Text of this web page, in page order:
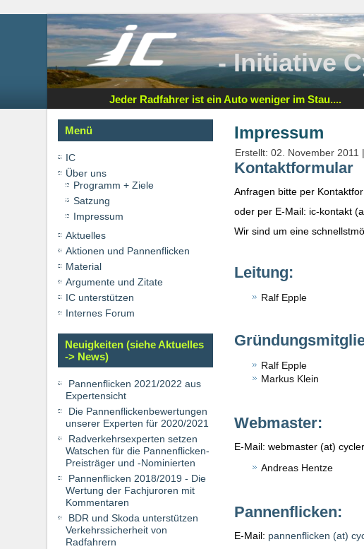
- Initiative
Jeder Radfahrer ist ein Auto weniger im Stau....
Menü
IC
Über uns
Programm + Ziele
Satzung
Impressum
Aktuelles
Aktionen und Pannenflicken
Material
Argumente und Zitate
IC unterstützen
Internes Forum
Neuigkeiten (siehe Aktuelles
-> News)
Pannenflicken 2021/2022 aus
Expertensicht
Die Pannenflickenbewertungen
unserer Experten für 2020/2021
Radverkehrsexperten setzen
Watschen für die Pannenflicken-
Preisträger und -Nominierten
Pannenflicken 2018/2019 - Die
Wertung der Fachjuroren mit
Kommentaren
BDR und Skoda unterstützen
Verkehrssicherheit von
Radfahrern
Impressum
Erstellt: 02. November 2011 |
Kontaktformular
Anfragen bitte per
oder per E-Mail: ic-kontakt
Wir sind um eine
Leitung:
Ralf Epple
Ralf Epple
Markus Klein
Webmaster:
E-Mail: webmaster (at)
Andreas Hentze
Pannenflicken:
E-Mail: pannenflicken (at)